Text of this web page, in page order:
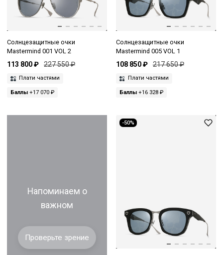
Солнцезащитные очки
Mastermind 001 VOL 2
113 800 ₽ 227 550 ₽
Плати частями
Баллы +17 070 ₽
Солнцезащитные очки
Mastermind 005 VOL 1
108 850 ₽ 217 650 ₽
Плати частями
Баллы+16 328 ₽
Напоминаем о
важном
Проверьте зрение
-50%